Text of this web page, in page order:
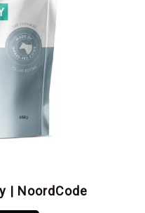
| NoordCode